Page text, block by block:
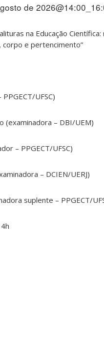
de
na Educação
corpo e pertencimento”
UFSC)
(examinadora – DBI/UEM)
– PPGECT/UFSC)
– DCIEN/UERJ)
suplente – PPGECT/